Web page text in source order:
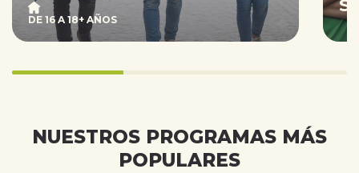
DE 16 A 18+ AÑOS
33.333333333333336%
NUESTROS PROGRAMAS MÁS
POPULARES